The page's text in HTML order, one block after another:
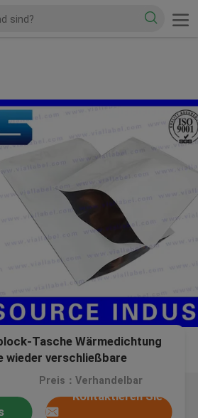
Tasche Wärmedichtung
wieder verschließbare
SGS ISO
Preis：Verhandelbar
Kontaktieren Sie